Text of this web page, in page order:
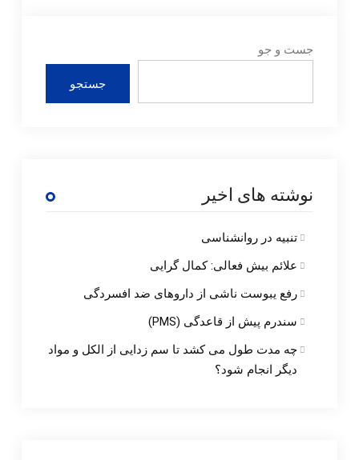
جست و جو
جستجو
نوشته های اخیر
تنبیه در روانشناسی
علائم بیش فعالی: کمال گرایی
رفع یبوست ناشی از داروهای ضد افسردگی
سندرم پیش از قاعدگی (PMS)
چه مدت طول می کشد تا سم زدایی از الکل و مواد
دیگر انجام شود؟